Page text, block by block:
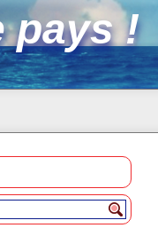
pays !